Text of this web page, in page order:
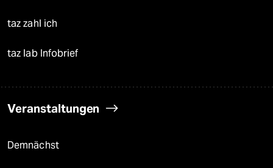
taz zahl ich
taz lab Infobrief
Veranstaltungen
Demnächst